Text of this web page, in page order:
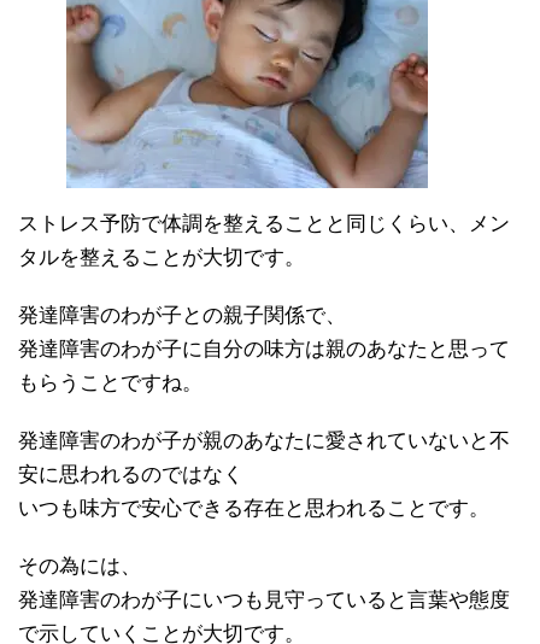
ストレス予防で体調を整えることと同じくらい、メン
タルを整えることが大切です。
発達障害のわが子との親子関係で、
発達障害のわが子に自分の味方は親のあなたと思って
もらうことですね。
発達障害のわが子が親のあなたに愛されていないと不
安に思われるのではなく
いつも味方で安心できる存在と思われることです。
その為には、
発達障害のわが子にいつも見守っていると言葉や態度
で示していくことが大切です。